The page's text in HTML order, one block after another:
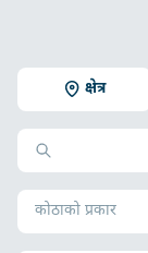
क्षेत्र
कोठाको प्रकार